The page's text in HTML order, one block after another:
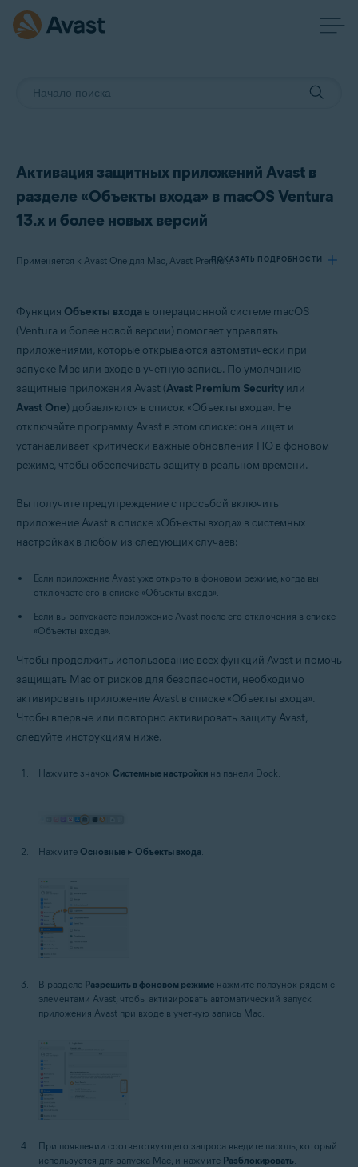
Активация защитных приложений Avast в
разделе «Объекты входа» в macOS Ventura
13.x и более новых версий
Применяется к Avast One для Mac, Avast Premium Security для Mac
ПОКАЗАТЬ ПОДРОБНОСТИ
Продукты:
Avast Premium Security 24.x для Mac
Операционные системы:
Apple macOS 14.x (Sonoma)
Apple macOS 13.x (Ventura)
Функция Объекты входа в операционной системе macOS
(Ventura и более новой версии) помогает управлять
приложениями, которые открываются автоматически при
запуске Mac или входе в учетную запись. По умолчанию
защитные приложения Avast (Avast Premium Security или
Avast One) добавляются в список «Объекты входа». Не
отключайте программу Avast в этом списке: она ищет и
устанавливает критически важные обновления ПО в фоновом
режиме, чтобы обеспечивать защиту в реальном времени.
Вы получите предупреждение с просьбой включить
приложение Avast в списке «Объекты входа» в системных
настройках в любом из следующих случаев:
Если приложение Avast уже открыто в фоновом режиме, когда вы
отключаете его в списке «Объекты входа».
Если вы запускаете приложение Avast после его отключения в списке
«Объекты входа».
Чтобы продолжить использование всех функций Avast и помочь
защищать Mac от рисков для безопасности, необходимо
активировать приложение Avast в списке «Объекты входа».
Чтобы впервые или повторно активировать защиту Avast,
следуйте инструкциям ниже.
Нажмите значок Системные настройки на панели Dock.
Нажмите Основные ▸ Объекты входа.
В разделе Разрешить в фоновом режиме нажмите ползунок рядом с
элементами Avast, чтобы активировать автоматический запуск
приложения Avast при входе в учетную запись Mac.
При появлении соответствующего запроса введите пароль, который
используется для запуска Mac, и нажмите Разблокировать